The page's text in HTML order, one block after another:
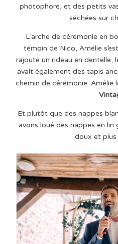
photophore, et des petits
séchées sur
L’arche de cérémonie en
témoin de Nico, Amélie
rajouté un rideau en dentelle,
avait également des tapis
chemin de cérémonie. Amélie
Et plutôt que des nappes
avons loué des nappes en
doux et plus